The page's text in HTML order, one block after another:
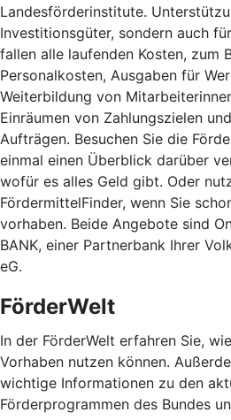
Landesförderinstitute.
Investitionsgüter, sondern auch
fallen alle laufenden Kosten, zum
Personalkosten, Ausgaben für
Weiterbildung von
Einräumen von Zahlungszielen
Aufträgen. Besuchen Sie die
einmal einen Überblick darüber
wofür es alles Geld gibt. Oder
FördermittelFinder, wenn Sie
vorhaben. Beide Angebote sind
BANK, einer Partnerbank Ihrer
eG.
FörderWelt
In der FörderWelt erfahren Sie,
Vorhaben nutzen können.
wichtige Informationen zu den
Förderprogrammen des Bundes